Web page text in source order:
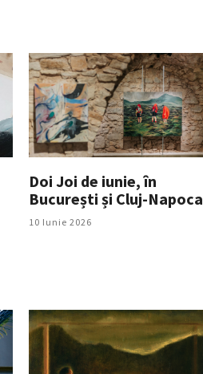
Doi Joi de iunie, în
București și Cluj-Napoca
10 Iunie 2026